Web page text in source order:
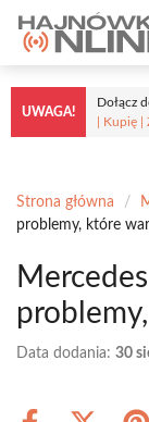
Przejdź
treści
UWAGA!
Dołącz
| Kupię
Strona główna /
problemy, które
Data dodania: 30